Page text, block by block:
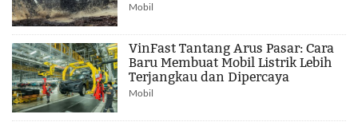
Mobil
VinFast Tantang Arus Pasar: Cara
Baru Membuat Mobil Listrik Lebih
Terjangkau dan Dipercaya
Mobil